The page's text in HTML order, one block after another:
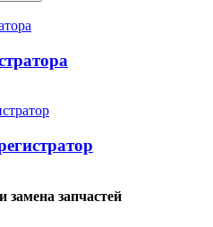
замена запчастей